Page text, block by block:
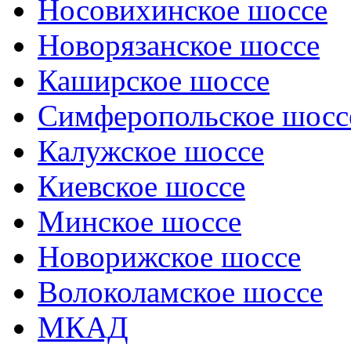
Носовихинское шоссе
Новорязанское шоссе
Каширское шоссе
Симферопольское
Калужское шоссе
Киевское шоссе
Минское шоссе
Новорижское шоссе
Волоколамское шоссе
МКАД